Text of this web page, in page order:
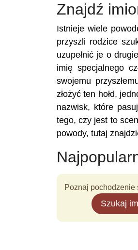
Znajdź
Istnieje wiele
przyszli rodzice
uzupełnić je o
imię specjalnego
swojemu
złożyć ten hołd,
nazwisk, które
tego, czy jest to
powody, tutaj
Poznaj pochodzenie
Szukaj